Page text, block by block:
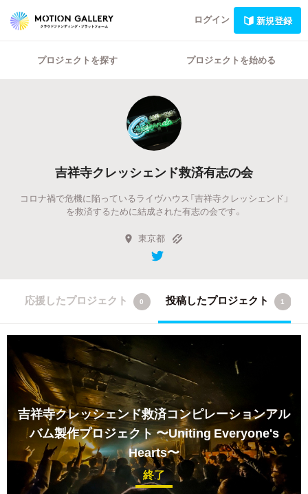
ログイン 新規登録
プロジェクトを探す プロジェクトを始める
吉祥寺クレッシェンド救済有志の会
コロナ禍で危機に陥っているライヴハウス「吉祥寺クレッシェンド」
を救済するために結成された有志の会です。
東京都
応援したプロジェクト 0 投稿したプロジェクト 1
吉祥寺クレッシェンド救済コンピレーションアル
バム製作プロジェクト〜Uniting Everyone's
Hearts〜
終了